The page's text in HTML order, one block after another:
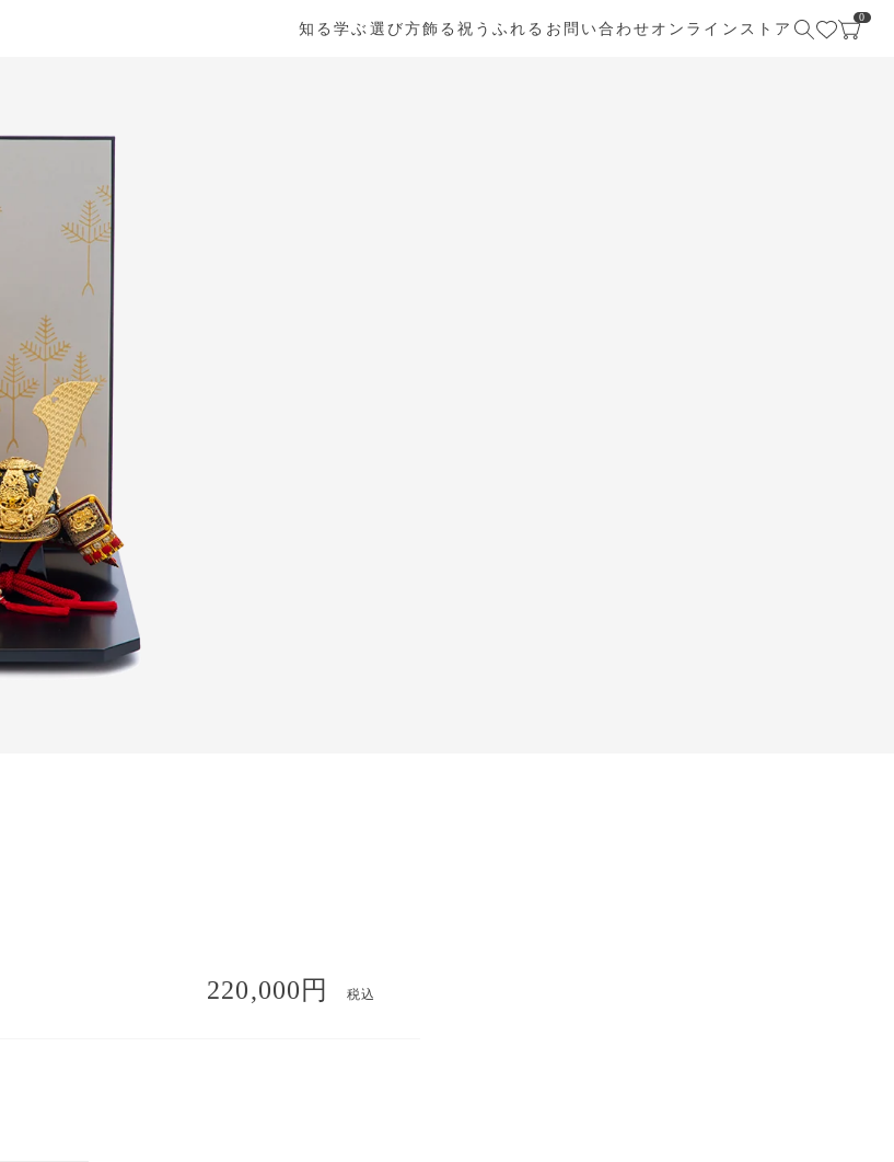
知る学ぶ 選び方飾る祝うふれる お問い合わせ オンラインストア
0
220,000円 税込